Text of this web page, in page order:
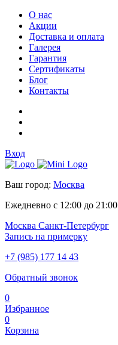
О нас
Акции
Доставка и оплата
Галерея
Гарантия
Сертификаты
Блог
Контакты
Вход
Ваш город: Москва
Ежедневно с 12:00 до 21:00
Москва Санкт-Петербург
Запись на примерку
+7 (985) 177 14 43
Обратный звонок
0
Избранное
0
Корзина